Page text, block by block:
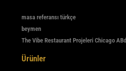
masa referansı türkçe
beymen
The Vibe Restaurant Projeleri Chicago ABd
Ürünler